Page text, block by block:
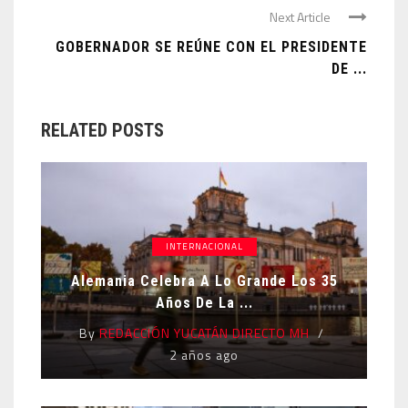
Next Article
GOBERNADOR SE REÚNE CON EL PRESIDENTE
DE ...
RELATED POSTS
INTERNACIONAL
Alemania Celebra A Lo Grande Los 35
Años De La ...
By REDACCIÓN YUCATÁN DIRECTO MH
2 años ago